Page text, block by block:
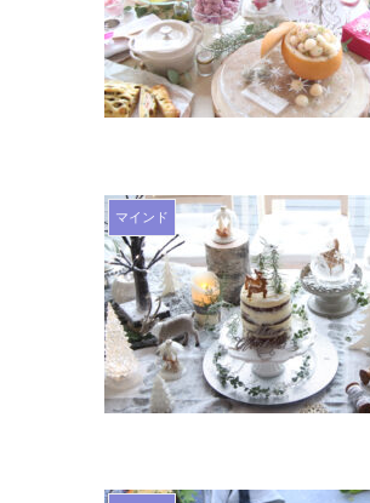
マインド